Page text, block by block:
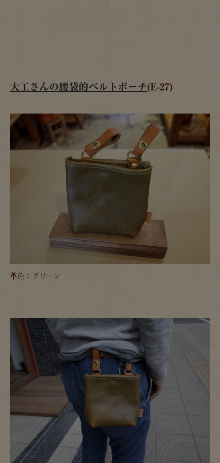
大工さんの腰袋的ベルトポーチ(E-27)
革色：グリーン